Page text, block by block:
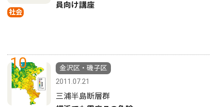
社会
員向け講座
10
金沢区・磯子区
2011.07.21
三浦半島断層群